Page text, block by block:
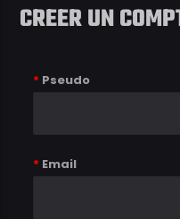
CREER UN
* Pseudo
* Email